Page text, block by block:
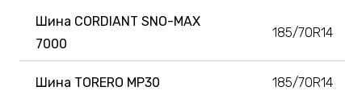
Шина CORDIANT SNO-MAX
7000
185/70R14
Шина TORERO MP30 185/70R14